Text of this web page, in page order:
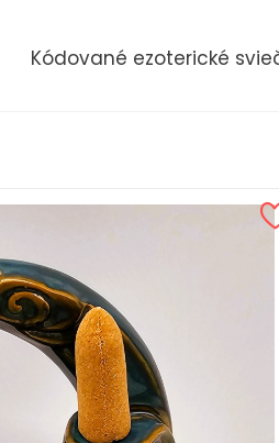
Kódované ezoterické